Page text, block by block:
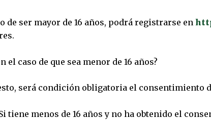
de ser mayor de 16 años, podrá registrarse en
el caso de que sea menor de 16 años?
será condición obligatoria el consentimiento
tiene menos de 16 años y no ha obtenido el